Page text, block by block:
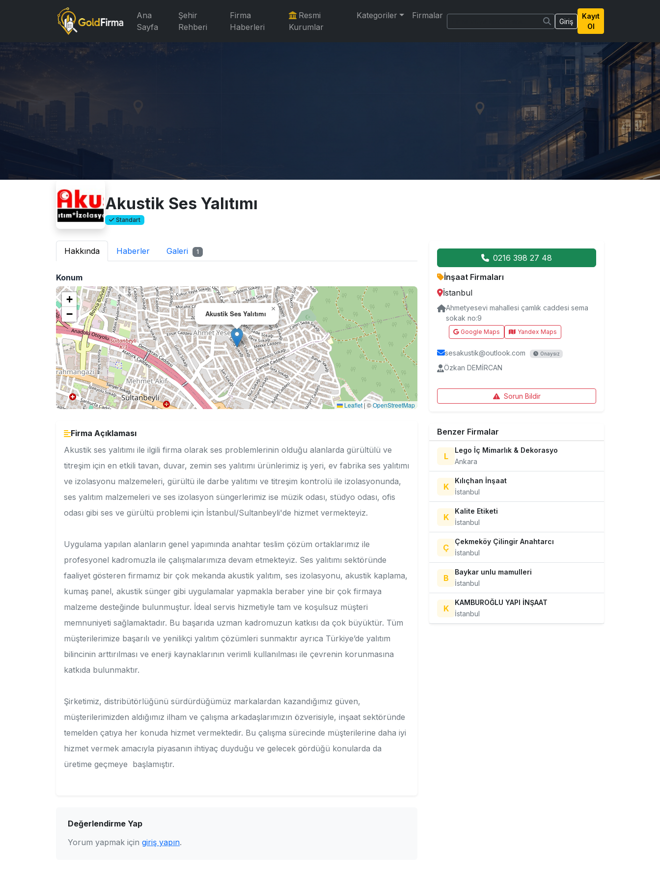
Ana
Sayfa
Şehir
Rehberi
Firma
Haberleri
Resmi
Kurumlar
Kategoriler Firmalar
Giriş
Kayıt
Ol
Akustik Ses Yalıtımı
Standart
Hakkında Haberler Galeri 1
Konum
Akustik Ses Yalıtımı
×
+
−
Leaflet | ©OpenStreetMap
Firma Açıklaması
Akustik ses yalıtımı ile ilgili firma olarak ses problemlerinin olduğu alanlarda gürültülü ve
titreşim için en etkili tavan, duvar, zemin ses yalıtımı ürünlerimiz iş yeri, ev fabrika ses yalıtımı
ve izolasyonu malzemeleri, gürültü ile darbe yalıtımı ve titreşim kontrolü ile izolasyonunda,
ses yalıtım malzemeleri ve ses izolasyon süngerlerimiz ise müzik odası, stüdyo odası, ofis
odası gibi ses ve gürültü problemi için İstanbul/Sultanbeyli'de hizmet vermekteyiz.
Uygulama yapılan alanların genel yapımında anahtar teslim çözüm ortaklarımız ile
profesyonel kadromuzla ile çalışmalarımıza devam etmekteyiz. Ses yalıtımı sektöründe
faaliyet gösteren firmamız bir çok mekanda akustik yalıtım, ses izolasyonu, akustik kaplama,
kumaş panel, akustik sünger gibi uygulamalar yapmakla beraber yine bir çok firmaya
malzeme desteğinde bulunmuştur. İdeal servis hizmetiyle tam ve koşulsuz müşteri
memnuniyeti sağlamaktadır. Bu başarıda uzman kadromuzun katkısı da çok büyüktür. Tüm
müşterilerimize başarılı ve yenilikçi yalıtım çözümleri sunmaktır ayrıca Türkiye’de yalıtım
bilincinin arttırılması ve enerji kaynaklarının verimli kullanılması ile çevrenin korunmasına
katkıda bulunmaktır.
Şirketimiz, distribütörlüğünü sürdürdüğümüz markalardan kazandığımız güven,
müşterilerimizden aldığımız ilham ve çalışma arkadaşlarımızın özverisiyle, inşaat sektöründe
temelden çatıya her konuda hizmet vermektedir. Bu çalışma sürecinde müşterilerine daha iyi
hizmet vermek amacıyla piyasanın ihtiyaç duyduğu ve gelecek gördüğü konularda da
üretime geçmeye başlamıştır.
Değerlendirme Yap
Yorum yapmak için giriş yapın.
0216 398 27 48
İnşaat Firmaları
İstanbul
Ahmetyesevi mahallesi çamlık caddesi sema
sokak no:9
Google Maps Yandex Maps
sesakustik@outlook.com Onaysız
Özkan DEMİRCAN
Sorun Bildir
Benzer Firmalar
L
Lego İç Mimarlık & Dekorasyo
Ankara
K
Kılıçhan İnşaat
İstanbul
K
Kalite Etiketi
İstanbul
Ç
Çekmeköy Çilingir Anahtarcı
İstanbul
B
Baykar unlu mamulleri
İstanbul
K
KAMBUROĞLU YAPI İNŞAAT
İstanbul